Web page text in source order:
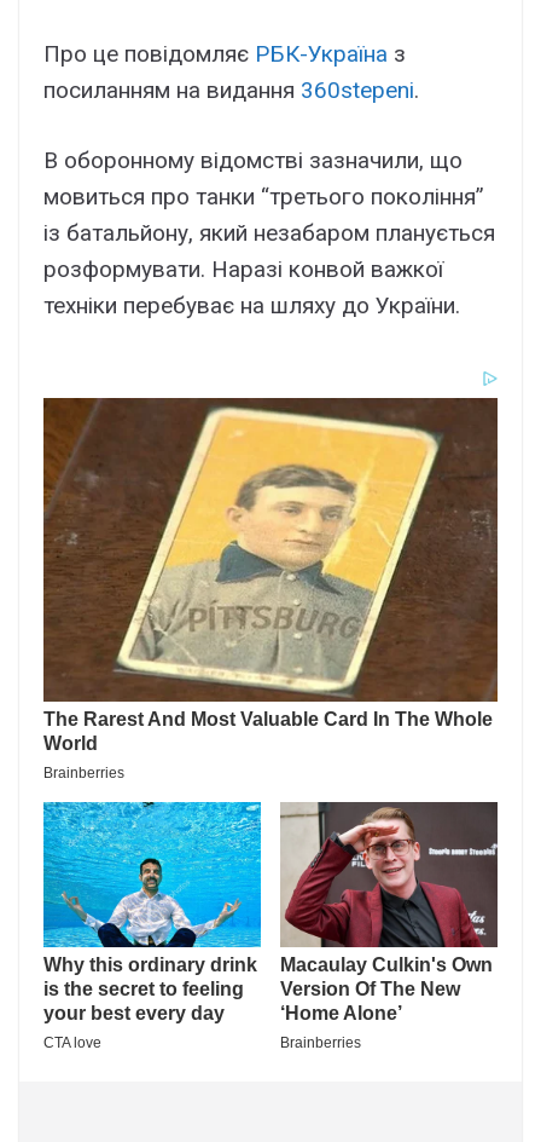
Про це повідомляє РБК-Україна з
посиланням на видання 360stepeni.
В оборонному відомстві зазначили, що
мовиться про танки “третього покоління”
із батальйону, який незабаром планується
розформувати. Наразі конвой важкої
техніки перебуває на шляху до України.